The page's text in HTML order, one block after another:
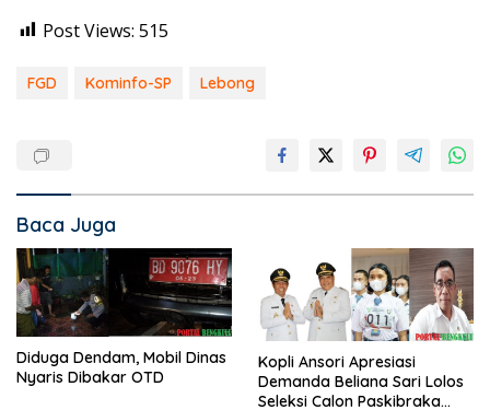
Post Views: 515
FGD Kominfo-SP Lebong
Baca Juga
Diduga Dendam, Mobil Dinas
Nyaris Dibakar OTD
Kopli Ansori Apresiasi
Demanda Beliana Sari Lolos
Seleksi Calon Paskibraka